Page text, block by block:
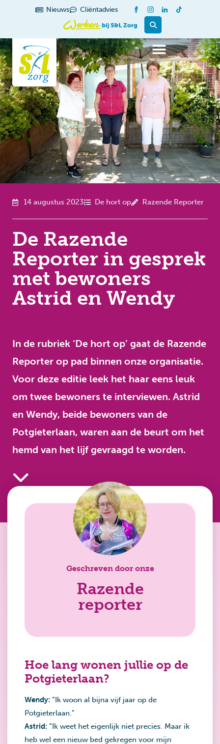
Nieuws Cliëntadvies
14 augustus 2023 De hort op Razende Reporter
De Razende
Reporter in gesprek
met bewoners
Astrid en Wendy
In de rubriek ‘De hort op’ gaat de Razende
Reporter op pad binnen onze organisatie.
Voor deze editie leek het haar eens leuk
om twee bewoners te interviewen. Astrid
en Wendy, beide bewoners van de
Potgieterlaan, waren aan de beurt om het
hemd van het lijf gevraagd te worden.
Geschreven door onze
Razende
reporter
Hoe lang wonen jullie op de
Potgieterlaan?
Wendy: “Ik woon al bijna vijf jaar op de
Potgieterlaan.”
Astrid: “Ik weet het eigenlijk niet precies. Maar ik
heb wel een nieuw bed gekregen voor mijn